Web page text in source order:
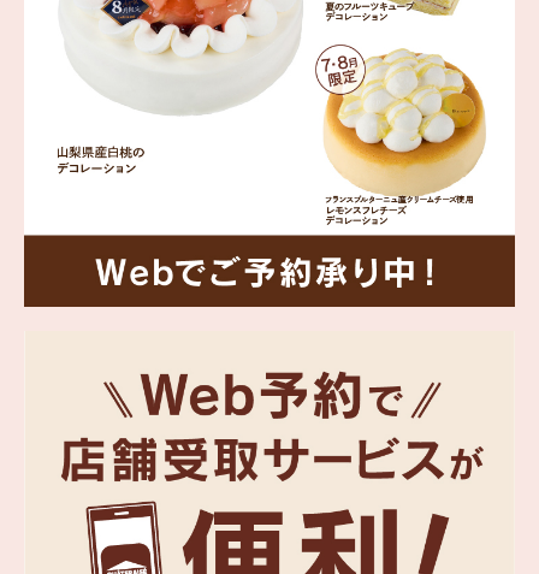
岳や末広がりを意味す
雄大な八ヶ岳山麓の自
る、こだわりのスイー
Vietnam